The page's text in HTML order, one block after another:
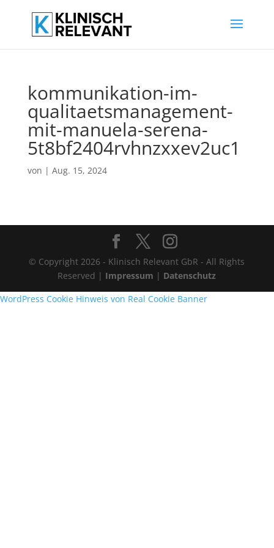
kommunikation-im-
qualitaetsmanagement-
mit-manuela-serena-
5t8bf2404rvhnzxxev2uc1
von | Aug. 15, 2024
© Copyright 2026 - Klinisch Relevant GbR - All Rights
Reserved | Impressum | Datenschutz
WordPress Cookie Hinweis von Real Cookie Banner